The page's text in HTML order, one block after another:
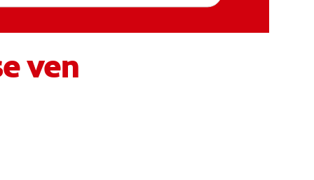
ven